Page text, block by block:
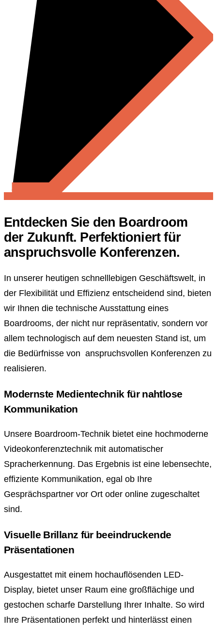
Entdecken Sie den Boardroom
der Zukunft. Perfektioniert für
anspruchsvolle Konferenzen.
In unserer heutigen schnelllebigen Geschäftswelt, in
der Flexibilität und Effizienz entscheidend sind, bieten
wir Ihnen die technische Ausstattung eines
Boardrooms, der nicht nur repräsentativ, sondern vor
allem technologisch auf dem neuesten Stand ist, um
die Bedürfnisse von anspruchsvollen Konferenzen zu
realisieren.
Modernste Medientechnik für nahtlose
Kommunikation
Unsere Boardroom-Technik bietet eine hochmoderne
Videokonferenztechnik mit automatischer
Spracherkennung. Das Ergebnis ist eine lebensechte,
effiziente Kommunikation, egal ob Ihre
Gesprächspartner vor Ort oder online zugeschaltet
sind.
Visuelle Brillanz für beeindruckende
Präsentationen
Ausgestattet mit einem hochauflösenden LED-
Display, bietet unser Raum eine großflächige und
gestochen scharfe Darstellung Ihrer Inhalte. So wird
Ihre Präsentationen perfekt und hinterlässt einen